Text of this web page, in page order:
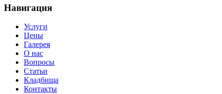
Навигация
Услуги
Цены
Галерея
О нас
Вопросы
Статьи
Кладбища
Контакты